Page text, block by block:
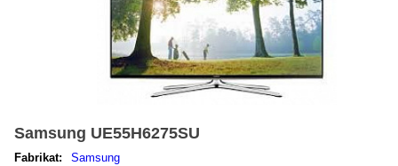
Samsung UE55H6275SU
Fabrikat:
Samsung